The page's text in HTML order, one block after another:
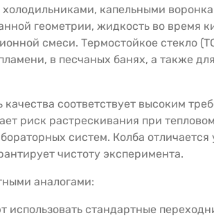
капельными
геометрии, жидкость во время
смеси. Термостойкое стекло
в песчаных банях, а также
соответствует высоким
риск растрескивания при
систем. Колба
чистоту эксперимента.
аналогами:
стандартные